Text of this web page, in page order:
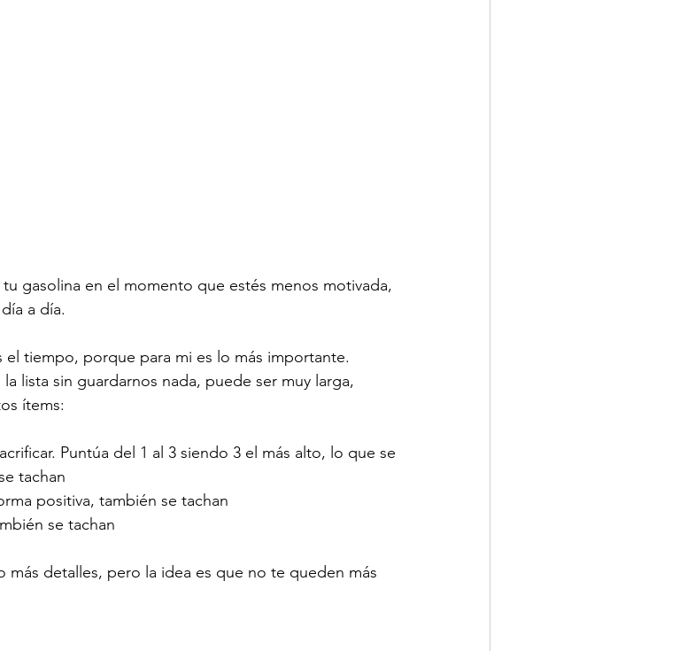
gasolina en el momento que estés menos motivada,
a día.
tiempo, porque para mi es lo más importante.
lista sin guardarnos nada, puede ser muy larga,
ítems:
Puntúa del 1 al 3 siendo 3 el más alto, lo que se
tachan
positiva, también se tachan
se tachan
más detalles, pero la idea es que no te queden más